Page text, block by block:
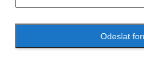
Odeslat